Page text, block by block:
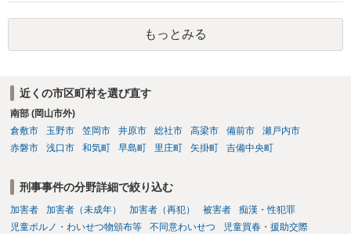
もっとみる
近くの市区町村を選び直す
南部 (岡山市外)
倉敷市
玉野市 笠岡市 井原市 総社市 高梁市 備前市
瀬戸内市
赤磐市
浅口市 和気町 早島町 里庄町 矢掛町 吉備中央町
刑事事件の分野詳細で絞り込む
加害者 加害者（未成年） 加害者（再犯） 被害者
痴漢・性犯罪
児童ポルノ・わいせつ物頒布等
不同意わいせつ
児童買春・援助交際